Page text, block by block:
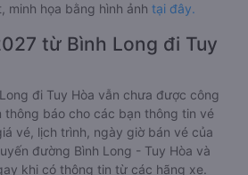
minh họa bằng hình ảnh tại đây.
từ Bình Long đi Tuy
đi Tuy Hòa vẫn chưa được công
thông báo cho các bạn thông tin vé
vé, lịch trình, ngày giờ bán vé của
đường Bình Long - Tuy Hòa và
khi có thông tin từ các hãng xe.